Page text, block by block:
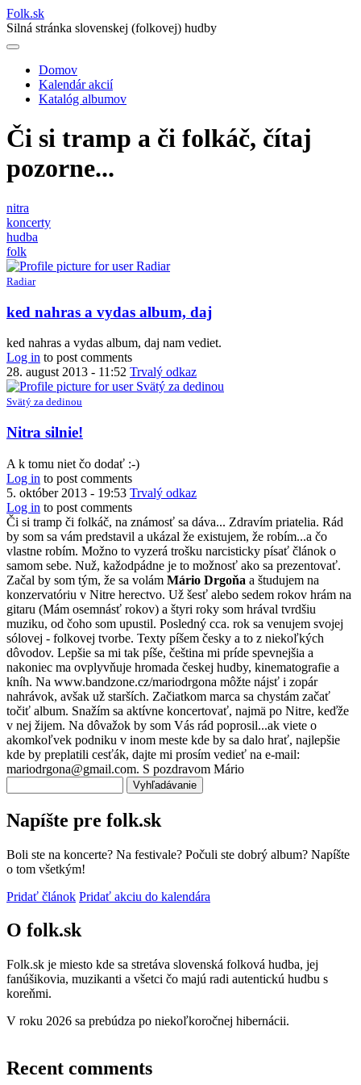
Folk.sk
Silná stránka slovenskej (folkovej) hudby
Main
navigation
Domov
Kalendár akcií
Katalóg albumov
Či si tramp a či folkáč, čítaj
pozorne...
nitra
koncerty
hudba
folk
Radiar
ked nahras a vydas album, daj
ked nahras a vydas album, daj nam vediet.
Log in to post comments
28. august 2013 - 11:52 Trvalý odkaz
Svätý za dedinou
Nitra silnie!
A k tomu niet čo dodať :-)
Log in to post comments
5. október 2013 - 19:53 Trvalý odkaz
Log in to post comments
Či si tramp či folkáč, na známosť sa dáva... Zdravím priatelia. Rád
by som sa vám predstavil a ukázal že existujem, že robím...a čo
vlastne robím. Možno to vyzerá trošku narcisticky písať článok o
samom sebe. Nuž, kažodpádne je to možnosť ako sa prezentovať.
Začal by som tým, že sa volám Mário Drgoňa a študujem na
konzervatóriu v Nitre herectvo. Už šesť alebo sedem rokov hrám na
gitaru (Mám osemnásť rokov) a štyri roky som hrával tvrdšiu
muziku, od čoho som upustil. Posledný cca. rok sa venujem svojej
sólovej - folkovej tvorbe. Texty píšem česky a to z niekoľkých
dôvodov. Lepšie sa mi tak píše, čeština mi príde spevnejšia a
nakoniec ma ovplyvňuje hromada českej hudby, kinematografie a
kníh. Na www.bandzone.cz/mariodrgona môžte nájsť i zopár
nahrávok, avšak už starších. Začiatkom marca sa chystám začať
točiť album. Snažím sa aktívne koncertovať, najmä po Nitre, keďže
v nej žijem. Na dôvažok by som Vás rád poprosil...ak viete o
akomkoľvek podniku v inom meste kde by sa dalo hrať, najlepšie
kde by preplatili cesťák, dajte mi prosím vedieť na e-mail:
mariodrgona@gmail.com. S pozdravom Mário
Napíšte pre folk.sk
Boli ste na koncerte? Na festivale? Počuli ste dobrý album? Napíšte
o tom všetkým!
Pridať článok Pridať akciu do kalendára
O folk.sk
Folk.sk je miesto kde sa stretáva slovenská folková hudba, jej
fanúšikovia, muzikanti a všetci čo majú radi autentickú hudbu s
koreňmi.
V roku 2026 sa prebúdza po niekoľkoročnej hibernácii.
Recent comments